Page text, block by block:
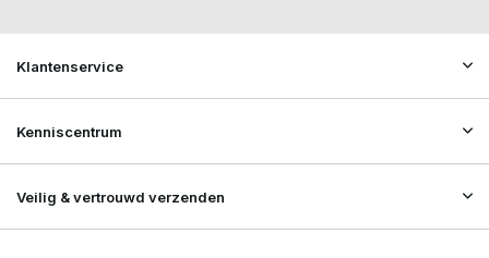
Klantenservice
Kenniscentrum
Veilig & vertrouwd verzenden